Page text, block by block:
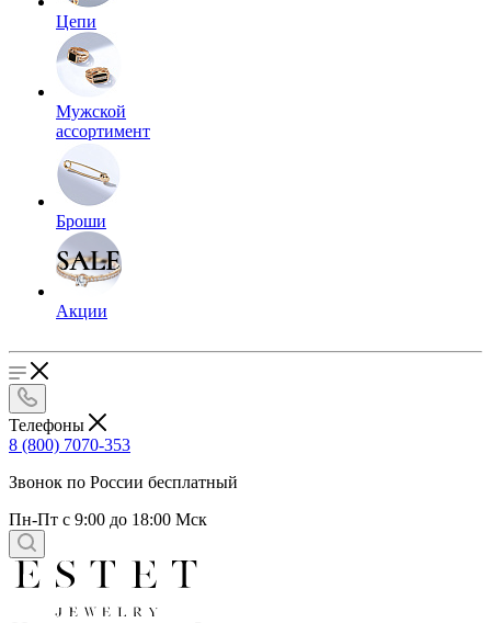
Цепи
Мужской
ассортимент
Броши
Акции
Телефоны
8 (800) 7070-353
Звонок по России бесплатный
Пн-Пт с 9:00 до 18:00 Мск